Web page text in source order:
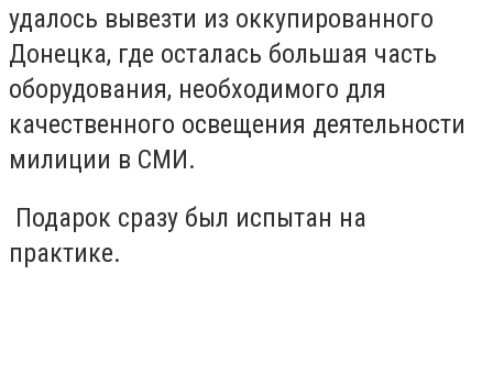
удалось вывезти из оккупированного
Донецка, где осталась большая часть
оборудования, необходимого для
качественного освещения деятельности
милиции в СМИ.
Подарок сразу был испытан на
практике.